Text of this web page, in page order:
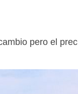
pero el